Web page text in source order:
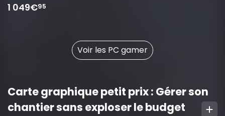
1 049€95
Voir les PC gamer
Carte graphique petit prix : Gérer son
chantier sans exploser le budget